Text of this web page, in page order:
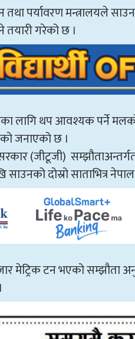
पर्यावरण मन्त्रालयले
तयारी गरेको छ ।
लागि थप आवश्यक पर्ने मलको
जनाएको छ ।
(जीटूजी)
दोस्रो साताभित्र
मेट्रिक टन भएको सम्झौता